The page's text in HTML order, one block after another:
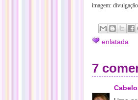
imagem: divulgação
enlatada
7